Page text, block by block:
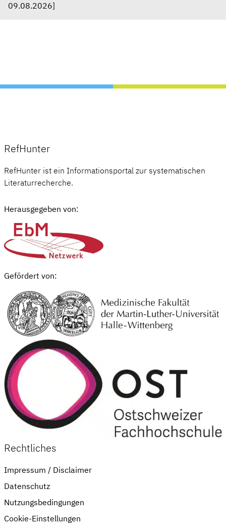
09.08.2026]
RefHunter
RefHunter ist ein Informationsportal zur systematischen
Literaturrecherche.
Herausgegeben von:
Gefördert von:
Rechtliches
Impressum / Disclaimer
Datenschutz
Nutzungsbedingungen
Cookie-Einstellungen